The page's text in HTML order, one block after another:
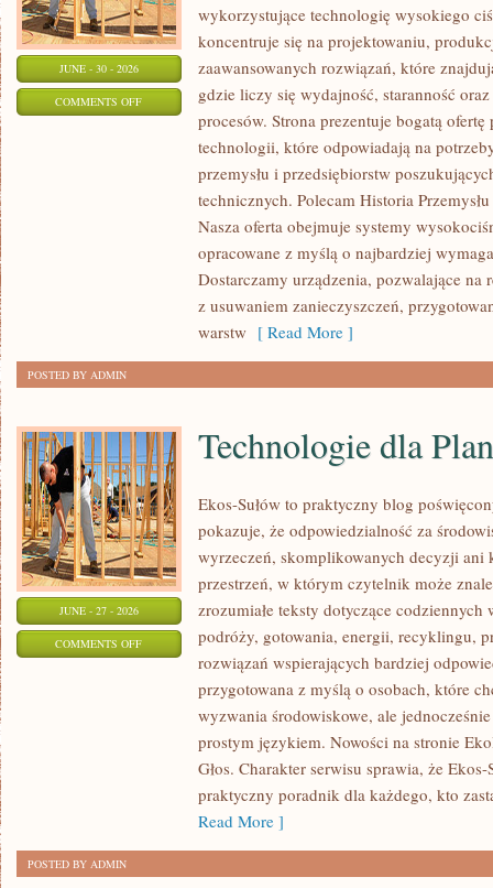
JUNE - 30 - 2026
COMMENTS OFFON
ENERGETYKA
wykorzystujące technologię wysokiego
koncentruje się na projektowaniu,
zaawansowanych rozwiązań, które
gdzie liczy się wydajność, staranność
procesów. Strona prezentuje bogatą ofertę
technologii, które odpowiadają na
przemysłu i przedsiębiorstw
technicznych. Polecam Historia
Nasza oferta obejmuje systemy
opracowane z myślą o najbardziej
Dostarczamy urządzenia, pozwalające na
z usuwaniem zanieczyszczeń,
warstw [ Read More ]
POSTED BY ADMIN
JUNE - 27 - 2026
COMMENTS OFFON
TECHNOLOGIE
Technologie dla
Ekos-Sułów to praktyczny blog
pokazuje, że odpowiedzialność za
wyrzeczeń, skomplikowanych decyzji ani
przestrzeń, w którym czytelnik może
zrozumiałe teksty dotyczące
podróży, gotowania, energii, recyklingu,
rozwiązań wspierających bardziej
przygotowana z myślą o osobach, które
wyzwania środowiskowe, ale
prostym językiem. Nowości na stronie
Głos. Charakter serwisu sprawia, że
praktyczny poradnik dla każdego, kto
Read More ]
POSTED BY ADMIN